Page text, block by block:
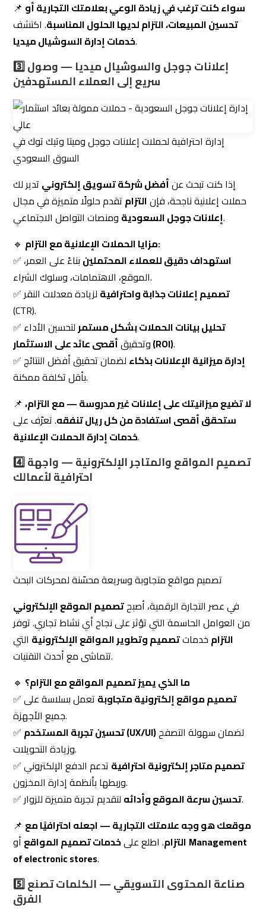
إدارة احترافية لحملات إعلانات جوجل وميتا وتيك توك في
السوق السعودي
إذا كنت تبحث عنأفضل شركة تسويق إلكترونيتدير لك
حملات إعلانية ناجحة، فإنالتزامتقدم حلولًا متميزة في مجال
إعلانات جوجل السعوديةومنصات التواصل الاجتماعي.
🔹
✅
استهداف دقيق للعملاء المحتملينبناءً على العمر،
✅
تصميم إعلانات جذابة واحترافيةلزيادة معدلات النقر
(CTR).
✅
تحليل بيانات الحملات بشكل مستمرلتحسين الأداء
✅
إدارة ميزانية الإعلانات بذكاءلضمان تحقيق أفضل النتائج
بأقل تكلفة ممكنة.
📌لا تضيع ميزانيتك على إعلانات غير مدروسة — مع التزام،
. تعرّف على
خدمات إدارة الحملات الإعلانية.
4️⃣ تصميم المواقع والمتاجر الإلكترونية — واجهة
احترافية لأعمالك
تصميم مواقع متجاوبة وسريعة محسّنة لمحركات البحث
من العوامل الحاسمة التي تؤثر على نجاح أي نشاط تجاري. توفر
تصميم وتطوير المواقع الإلكترونيةالتي
✅
تصميم مواقع إلكترونية متجاوبةتعمل بسلاسة على
جميع الأجهزة.
✅
تحسين تجربة المستخدم (UX/UI)لضمان سهولة التصفح
وزيادة التحويلات.
✅تدعم الدفع الإلكتروني
✅
تحسين سرعة الموقع وأدائه
📌موقعك هو وجه علامتك التجارية — اجعله احترافيًا مع
التزام. اطلع علىخدمات تصميم المواقع أوManagement
of electronic stores
5️⃣ صناعة المحتوى التسويقي — الكلمات تصنع
الفرق
في جذب العملاء وزيادة المبيعات. تقدمالتزامخدماتكتابة
المحتوى التسويقيالمتوافق مع معاييرSEO، مما يساعد
ظهور علامتك التجارية
خدمات المحتوى التسويقي مع التزام:
✅